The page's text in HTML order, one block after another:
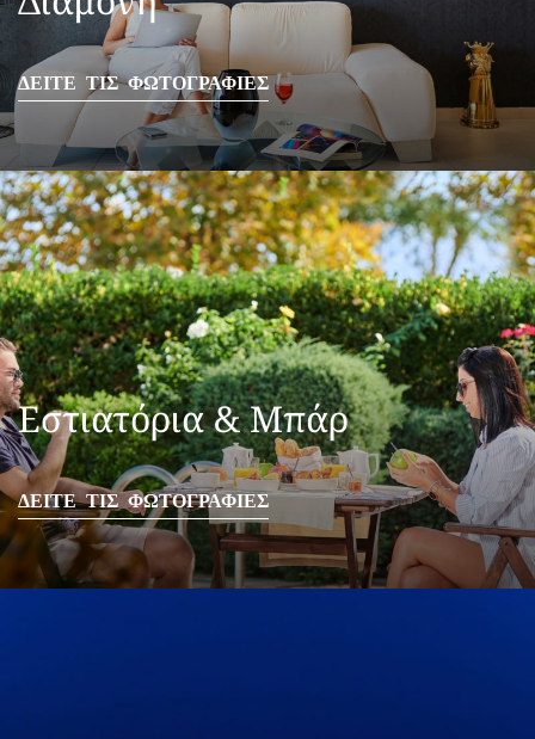
ΔΕΙΤΕ ΤΙΣ ΦΩΤΟΓΡΑΦΙΕΣ
Εστιατόρια & Μπάρ
ΔΕΙΤΕ ΤΙΣ ΦΩΤΟΓΡΑΦΙΕΣ